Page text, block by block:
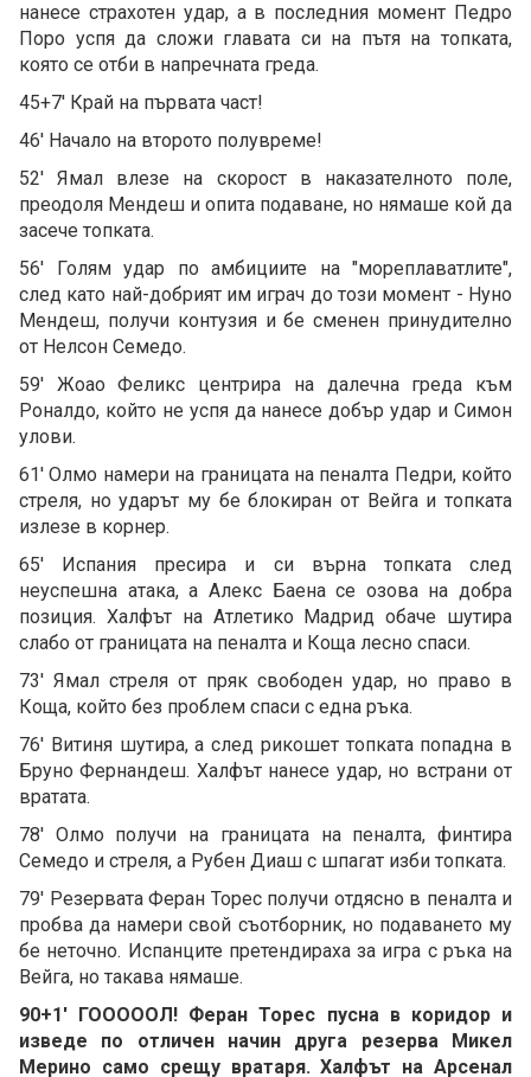
нанесе страхотен удар, а в последния момент Педро
Поро успя да сложи главата си на пътя на топката,
която се отби в напречната греда.
45+7' Край на първата част!
46' Начало на второто полувреме!
52' Ямал влезе на скорост в наказателното поле,
преодоля Мендеш и опита подаване, но нямаше кой да
засече топката.
56' Голям удар по амбициите на "мореплаватлите",
след като най-добрият им играч до този момент - Нуно
Мендеш, получи контузия и бе сменен принудително
от Нелсон Семедо.
59' Жоао Феликс центрира на далечна греда към
Роналдо, който не успя да нанесе добър удар и Симон
улови.
61' Олмо намери на границата на пеналта Педри, който
стреля, но ударът му бе блокиран от Вейга и топката
излезе в корнер.
65' Испания пресира и си върна топката след
неуспешна атака, а Алекс Баена се озова на добра
позиция. Халфът на Атлетико Мадрид обаче шутира
слабо от границата на пеналта и Коща лесно спаси.
73' Ямал стреля от пряк свободен удар, но право в
Коща, който без проблем спаси с една ръка.
76' Витиня шутира, а след рикошет топката попадна в
Бруно Фернандеш. Халфът нанесе удар, но встрани от
вратата.
78' Олмо получи на границата на пеналта, финтира
Семедо и стреля, а Рубен Диаш с шпагат изби топката.
79' Резервата Феран Торес получи отдясно в пеналта и
пробва да намери свой съотборник, но подаването му
бе неточно. Испанците претендираха за игра с ръка на
Вейга, но такава нямаше.
90+1' ГОООООЛ! Феран Торес пусна в коридор и
изведе по отличен начин друга резерва Микел
Мерино само срещу вратаря. Халфът на Арсенал